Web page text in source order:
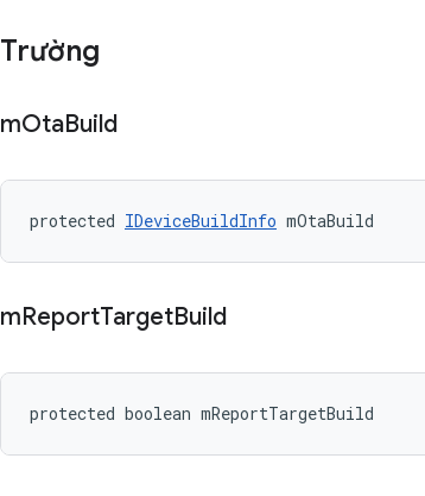
Trường
mOtaBuild
protected IDeviceBuildInfo mOtaBuild
mReportTargetBuild
protected boolean mReportTargetBuild